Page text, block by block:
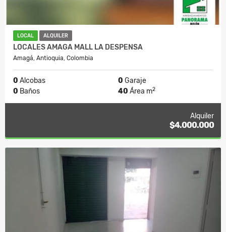
LOCAL ALQUILER
LOCALES AMAGA MALL LA DESPENSA
Amagá, Antioquia, Colombia
0 Alcobas 0 Garaje
0 Baños 40 Área m2
Alquiler
$4.000.000